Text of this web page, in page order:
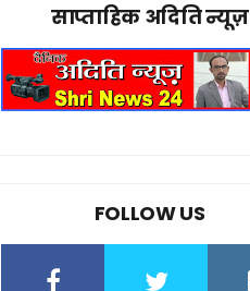
साप्ताहिक अदिति न्यूज़
FOLLOW US